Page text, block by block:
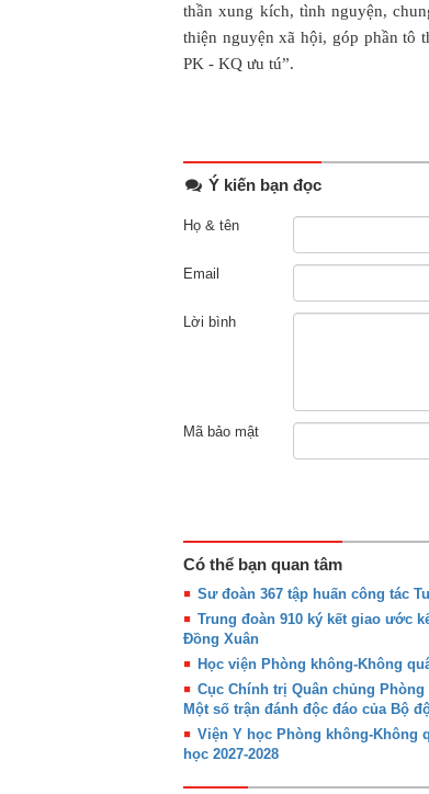
thần xung kích, tình nguyện,
thiện nguyện xã hội, góp phần tô
PK - KQ ưu tú”.
Ý kiến bạn đọc
Họ & tên
Email
Lời bình
Mã bảo mật
Có thể bạn quan tâm
Sư đoàn 367 tập huấn công tác
Trung đoàn 910 ký kết giao ước
Đồng Xuân
Học viện Phòng không-Không
Cục Chính trị Quân chủng
Một số trận đánh độc đáo của Bộ
Viện Y học Phòng không-Không
học 2027-2028